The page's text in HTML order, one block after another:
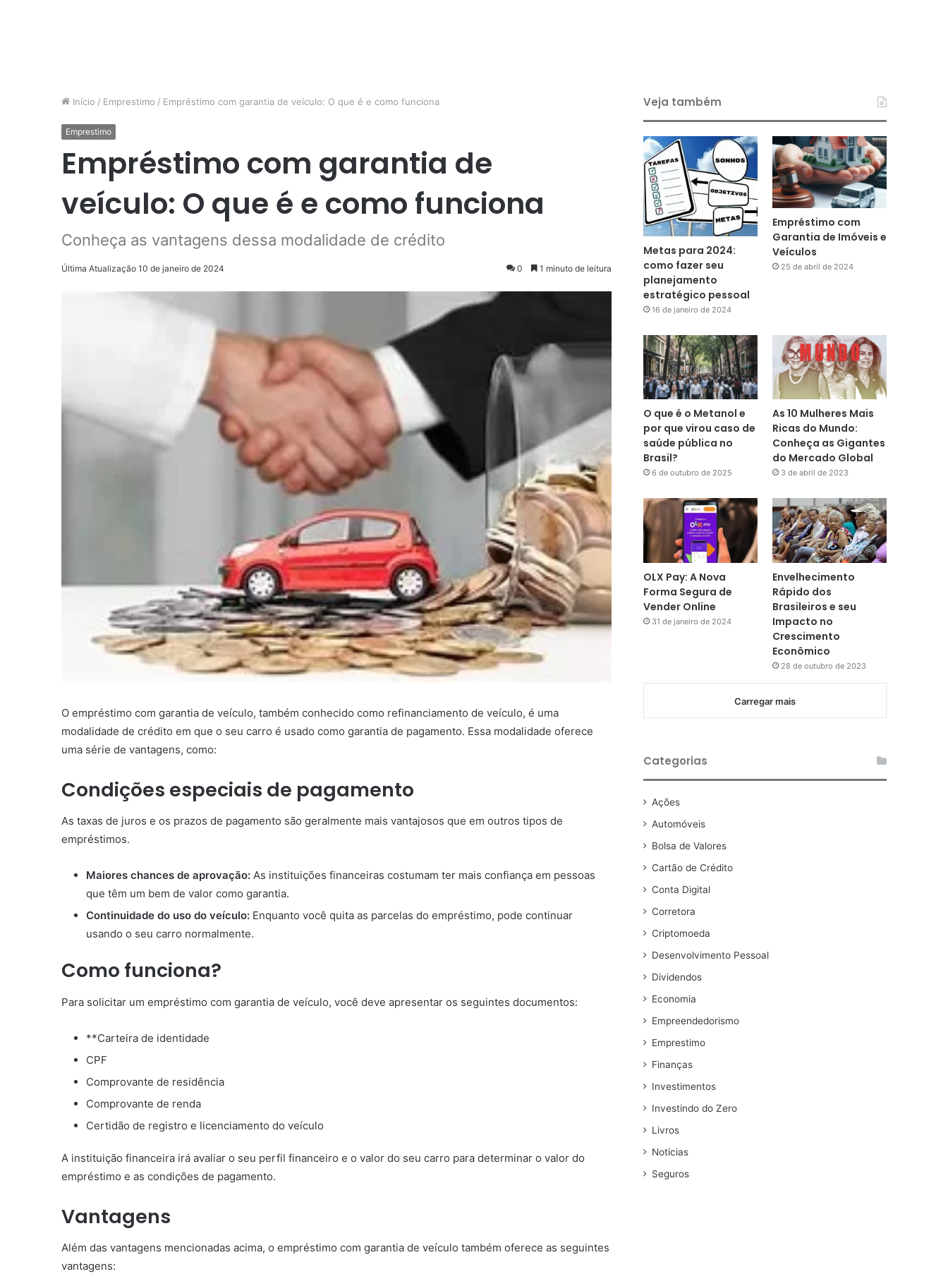
Início / Emprestimo / Empréstimo com garantia de veículo: O que é e como funciona
Emprestimo
Empréstimo com garantia de
veículo: O que é e como funciona
Conheça as vantagens dessa modalidade de crédito
Última Atualização 10 de janeiro de 2024 0 1 minuto de leitura
O empréstimo com garantia de veículo, também conhecido como refinanciamento de veículo, é uma
modalidade de crédito em que o seu carro é usado como garantia de pagamento. Essa modalidade oferece
uma série de vantagens, como:
Condições especiais de pagamento
As taxas de juros e os prazos de pagamento são geralmente mais vantajosos que em outros tipos de
empréstimos.
Maiores chances de aprovação: As instituições financeiras costumam ter mais confiança em pessoas
que têm um bem de valor como garantia.
Continuidade do uso do veículo: Enquanto você quita as parcelas do empréstimo, pode continuar
usando o seu carro normalmente.
Como funciona?
Para solicitar um empréstimo com garantia de veículo, você deve apresentar os seguintes documentos:
**Carteira de identidade
CPF
Comprovante de residência
Comprovante de renda
Certidão de registro e licenciamento do veículo
A instituição financeira irá avaliar o seu perfil financeiro e o valor do seu carro para determinar o valor do
empréstimo e as condições de pagamento.
Vantagens
Além das vantagens mencionadas acima, o empréstimo com garantia de veículo também oferece as seguintes
vantagens:
Veja também
Metas para 2024:
como fazer seu
planejamento
estratégico pessoal
16 de janeiro de 2024
Empréstimo com
Garantia de Imóveis e
Veículos
25 de abril de 2024
O que é o Metanol e
por que virou caso de
saúde pública no
Brasil?
6 de outubro de 2025
As 10 Mulheres Mais
Ricas do Mundo:
Conheça as Gigantes
do Mercado Global
3 de abril de 2023
OLX Pay: A Nova
Forma Segura de
Vender Online
31 de janeiro de 2024
Envelhecimento
Rápido dos
Brasileiros e seu
Impacto no
Crescimento
Econômico
28 de outubro de 2023
Carregar mais
Categorias
Ações
Automóveis
Bolsa de Valores
Cartão de Crédito
Conta Digital
Corretora
Criptomoeda
Desenvolvimento Pessoal
Dividendos
Economia
Empreendedorismo
Emprestimo
Finanças
Investimentos
Investindo do Zero
Livros
Noticias
Seguros